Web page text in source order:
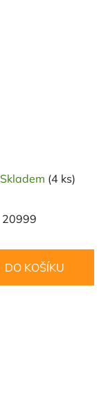
Skladem (4 ks)
20999
DO KOŠÍKU